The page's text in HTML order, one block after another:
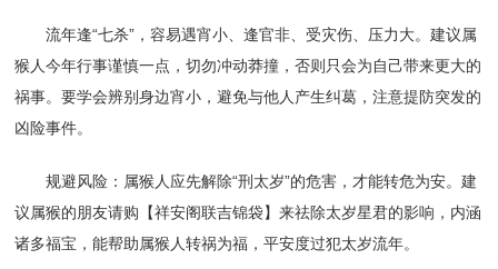
流年逢“七杀”，容易遇宵小、逢官非、受灾伤、压力大。建议属
猴人今年行事谨慎一点，切勿冲动莽撞，否则只会为自己带来更大的
祸事。要学会辨别身边宵小，避免与他人产生纠葛，注意提防突发的
凶险事件。
规避风险：属猴人应先解除“刑太岁”的危害，才能转危为安。建
议属猴的朋友请购【祥安阁联吉锦袋】来祛除太岁星君的影响，内涵
诸多福宝，能帮助属猴人转祸为福，平安度过犯太岁流年。